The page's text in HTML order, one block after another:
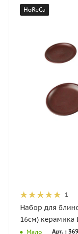
HoReCa
1
Набор для
16см)
Мало Арт. :